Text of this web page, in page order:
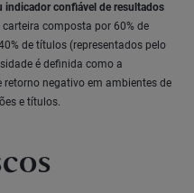
indicador confiável de resultados
composta por 60% de
de títulos (representados pelo
é definida como a
negativo em ambientes de
e títulos.